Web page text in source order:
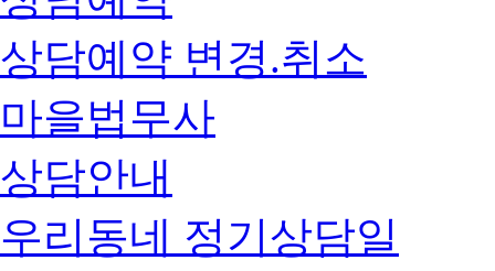
상담예약 변경.취소
마을법무사
상담안내
우리동네 정기상담일